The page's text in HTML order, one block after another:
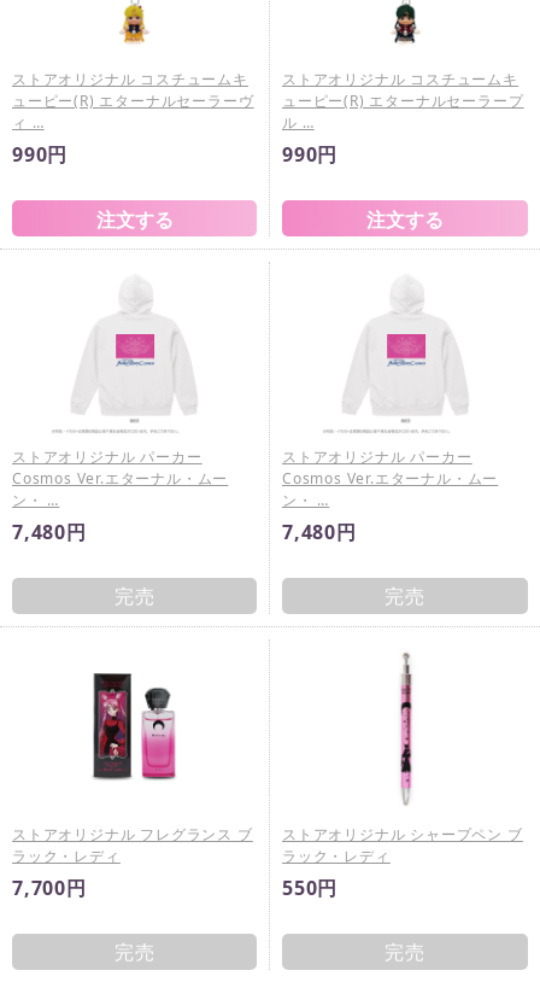
ストアオリジナル コスチュームキ
ューピー(R) エターナルセーラーヴ
ィ …
990円
ストアオリジナル コスチュームキ
ューピー(R) エターナルセーラープ
ル …
990円
ストアオリジナル パーカー
Cosmos Ver.エターナル・ムー
ン・ …
7,480円
完売
ストアオリジナル パーカー
Cosmos Ver.エターナル・ムー
ン・ …
7,480円
完売
ストアオリジナル フレグランス ブ
ラック・レディ
7,700円
完売
ストアオリジナル シャープペン ブ
ラック・レディ
550円
完売